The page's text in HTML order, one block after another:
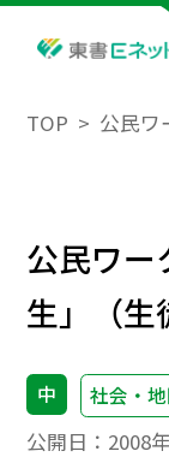
TOP 公民ワ
公民ワー
生」（生
中 社会・
公開日： 2008